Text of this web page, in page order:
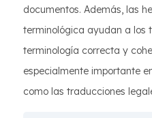
documentos. Además, las
terminológica ayudan a los
terminología correcta y
especialmente importante
como las traducciones